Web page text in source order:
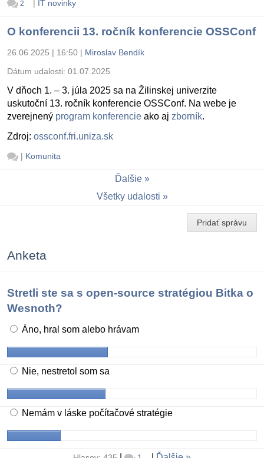
2 | IT novinky
O konferencii 13. ročník konferencie OSSConf
26.06.2025 | 16:50 | Miroslav Bendík
Dátum udalosti: 01.07.2025
V dňoch 1. – 3. júla 2025 sa na Žilinskej univerzite
uskutoční 13. ročník konferencie OSSConf. Na webe je
zverejnený program konferencie ako aj zborník.
Zdroj: ossconf.fri.uniza.sk
| Komunita
Ďalšie
Všetky udalosti
Pridať správu
Anketa
Stretli ste sa s open-source stratégiou Bitka o
Wesnoth?
Áno, hral som alebo hrávam
Nie, nestretol som sa
Nemám v láske počítačové stratégie